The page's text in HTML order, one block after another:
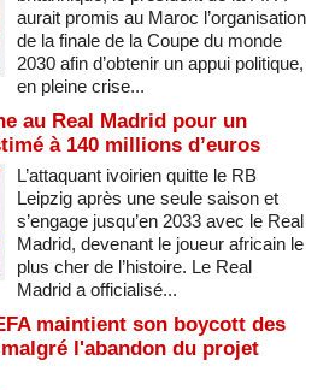
aurait promis au Maroc l’organisation
de la finale de la Coupe du monde
2030 afin d’obtenir un appui politique,
en pleine crise...
au Real Madrid pour un
à 140 millions d’euros
L’attaquant ivoirien quitte le RB
Leipzig après une seule saison et
s’engage jusqu’en 2033 avec le Real
Madrid, devenant le joueur africain le
plus cher de l’histoire. Le Real
Madrid a officialisé...
maintient son boycott des
l'abandon du projet